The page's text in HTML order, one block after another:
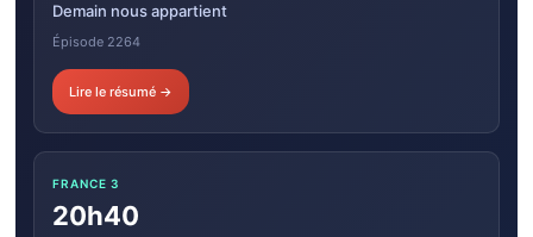
Demain nous appartient
Épisode 2264
Lire le résumé →
FRANCE 3
20h40